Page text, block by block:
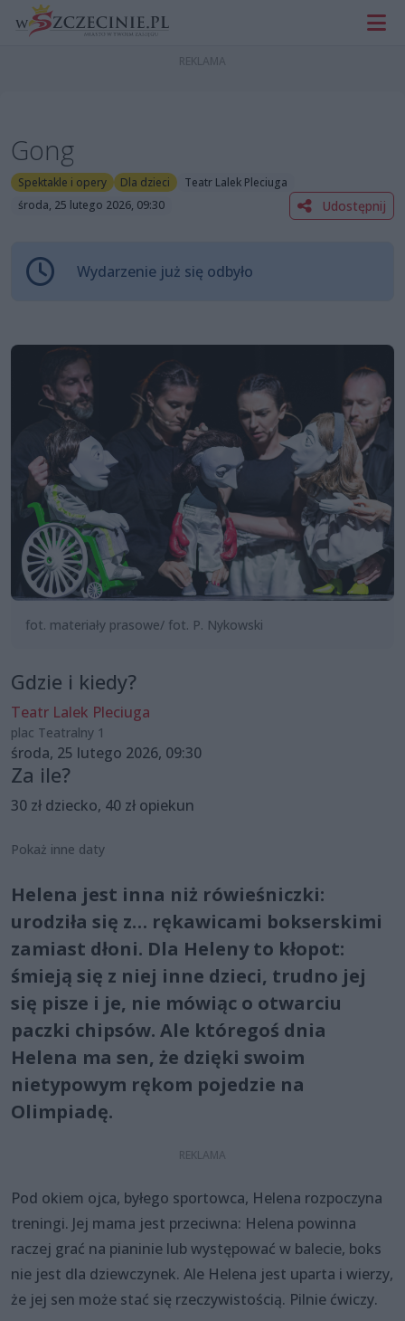
Gong
Spektakle i opery Dla dzieci
Teatr Lalek Pleciuga
środa, 25 lutego 2026, 09:30
Udostępnij
Wydarzenie już się odbyło
fot. materiały prasowe/ fot. P. Nykowski
Gdzie i kiedy?
Teatr Lalek Pleciuga
plac Teatralny 1
środa, 25 lutego 2026, 09:30
Za ile?
30 zł dziecko, 40 zł opiekun
Pokaż inne daty
Helena jest inna niż rówieśniczki:
urodziła się z… rękawicami bokserskimi
zamiast dłoni. Dla Heleny to kłopot:
śmieją się z niej inne dzieci, trudno jej
się pisze i je, nie mówiąc o otwarciu
paczki chipsów. Ale któregoś dnia
Helena ma sen, że dzięki swoim
nietypowym rękom pojedzie na
Olimpiadę.
Pod okiem ojca, byłego sportowca, Helena rozpoczyna
treningi. Jej mama jest przeciwna: Helena powinna
raczej grać na pianinie lub występować w balecie, boks
nie jest dla dziewczynek. Ale Helena jest uparta i wierzy,
że jej sen może stać się rzeczywistością. Pilnie ćwiczy.